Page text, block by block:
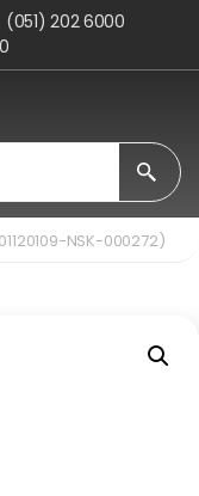
(051) 202 6000
NSK-000272)